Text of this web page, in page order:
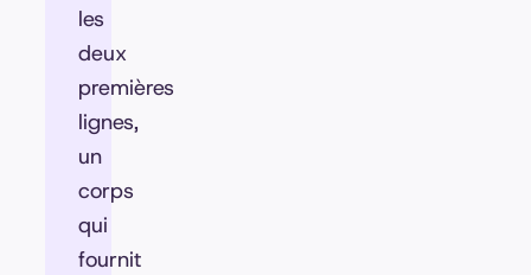
les
deux
premières
lignes,
un
corps
qui
fournit